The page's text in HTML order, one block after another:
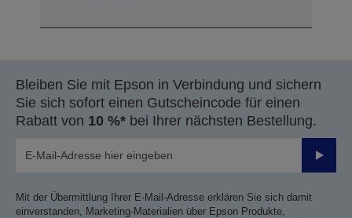
Bleiben Sie mit Epson in Verbindung und sichern
Sie sich sofort einen Gutscheincode für einen
Rabatt von 10 %* bei Ihrer nächsten Bestellung.
Mit der Übermittlung Ihrer E-Mail-Adresse erklären Sie sich damit
einverstanden, Marketing-Materialien über Epson Produkte,